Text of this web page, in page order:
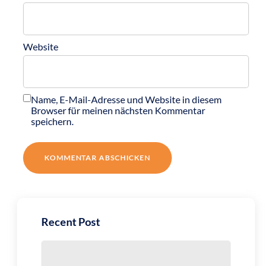
Website
Name, E-Mail-Adresse und Website in diesem
Browser für meinen nächsten Kommentar
speichern.
Recent Post